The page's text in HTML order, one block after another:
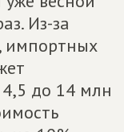
Из-за
импортных
4,5 до 14 млн